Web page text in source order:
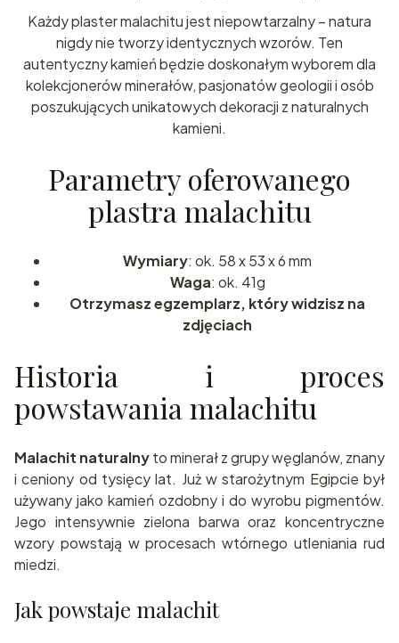
Każdy plaster malachitu jest niepowtarzalny – natura
nigdy nie tworzy identycznych wzorów. Ten
autentyczny kamień będzie doskonałym wyborem dla
kolekcjonerów minerałów, pasjonatów geologii i osób
poszukujących unikatowych dekoracji z naturalnych
kamieni.
Parametry oferowanego
plastra malachitu
Wymiary: ok. 58 x 53 x 6 mm
Waga: ok. 41g
Otrzymasz egzemplarz, który widzisz na
zdjęciach
Historia i proces
powstawania malachitu
Malachit naturalnyto minerał z grupy węglanów, znany
i ceniony od tysięcy lat. Już w starożytnym Egipcie był
używany jako kamień ozdobny i do wyrobu pigmentów.
Jego intensywnie zielona barwa oraz koncentryczne
wzory powstają w procesach wtórnego utleniania rud
miedzi.
Jak powstaje malachit